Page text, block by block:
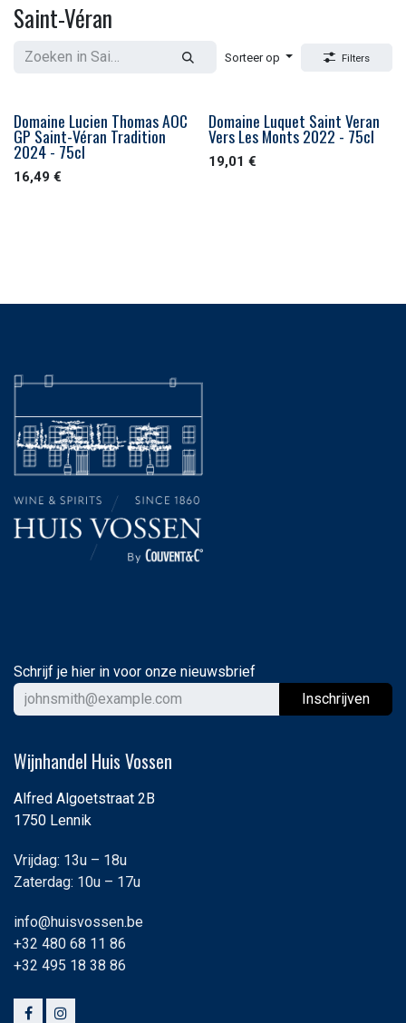
Saint-Véran
Sorteer op Filters
Domaine Lucien Thomas AOC
GP Saint-Véran Tradition
2024 - 75cl
16,49 €
Domaine Luquet Saint Veran
Vers Les Monts 2022 - 75cl
19,01 €
Schrijf je hier in voor onze nieuwsbrief
Inschrijven
Wijnhandel Huis Vossen
Alfred Algoetstraat 2B
1750 Lennik
Vrijdag: 13u – 18u
Zaterdag: 10u – 17u
info@huisvossen.be
+32 480 68 11 86
+32 495 18 38 86